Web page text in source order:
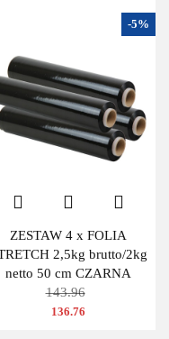
ZESTAW 4 x FOLIA
2,5kg brutto/2kg
netto 50 cm CZARNA
143.96
-5%
136.76